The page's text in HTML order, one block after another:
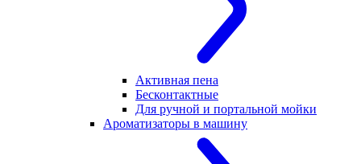
Активная пена
Бесконтактные
Для ручной и портальной мойки
Ароматизаторы в машину